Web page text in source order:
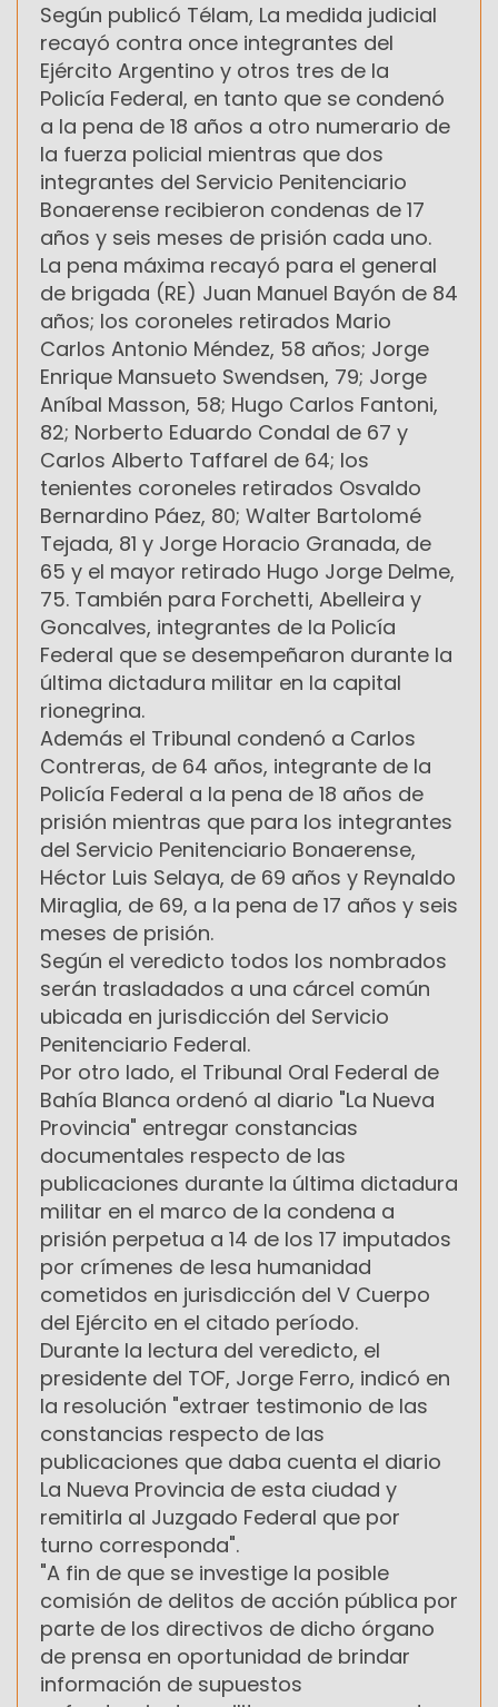
Según publicó Télam, La medida judicial
recayó contra once integrantes del
Ejército Argentino y otros tres de la
Policía Federal, en tanto que se condenó
a la pena de 18 años a otro numerario de
la fuerza policial mientras que dos
integrantes del Servicio Penitenciario
Bonaerense recibieron condenas de 17
años y seis meses de prisión cada uno.
La pena máxima recayó para el general
de brigada (RE) Juan Manuel Bayón de 84
años; los coroneles retirados Mario
Carlos Antonio Méndez, 58 años; Jorge
Enrique Mansueto Swendsen, 79; Jorge
Aníbal Masson, 58; Hugo Carlos Fantoni,
82; Norberto Eduardo Condal de 67 y
Carlos Alberto Taffarel de 64; los
tenientes coroneles retirados Osvaldo
Bernardino Páez, 80; Walter Bartolomé
Tejada, 81 y Jorge Horacio Granada, de
65 y el mayor retirado Hugo Jorge Delme,
75. También para Forchetti, Abelleira y
Goncalves, integrantes de la Policía
Federal que se desempeñaron durante la
última dictadura militar en la capital
rionegrina.
Además el Tribunal condenó a Carlos
Contreras, de 64 años, integrante de la
Policía Federal a la pena de 18 años de
prisión mientras que para los integrantes
del Servicio Penitenciario Bonaerense,
Héctor Luis Selaya, de 69 años y Reynaldo
Miraglia, de 69, a la pena de 17 años y seis
meses de prisión.
Según el veredicto todos los nombrados
serán trasladados a una cárcel común
ubicada en jurisdicción del Servicio
Penitenciario Federal.
Por otro lado, el Tribunal Oral Federal de
Bahía Blanca ordenó al diario "La Nueva
Provincia" entregar constancias
documentales respecto de las
publicaciones durante la última dictadura
militar en el marco de la condena a
prisión perpetua a 14 de los 17 imputados
por crímenes de lesa humanidad
cometidos en jurisdicción del V Cuerpo
del Ejército en el citado período.
Durante la lectura del veredicto, el
presidente del TOF, Jorge Ferro, indicó en
la resolución "extraer testimonio de las
constancias respecto de las
publicaciones que daba cuenta el diario
La Nueva Provincia de esta ciudad y
remitirla al Juzgado Federal que por
turno corresponda".
"A fin de que se investige la posible
comisión de delitos de acción pública por
parte de los directivos de dicho órgano
de prensa en oportunidad de brindar
información de supuestos